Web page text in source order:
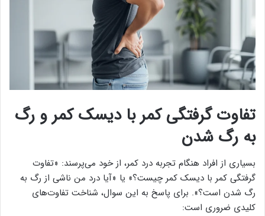
تفاوت گرفتگی کمر با دیسک کمر و رگ
به رگ شدن
بسیاری از افراد هنگام تجربه درد کمر، از خود می‌پرسند: «تفاوت
گرفتگی کمر با دیسک کمر چیست؟» یا «آیا درد من ناشی از رگ به
رگ شدن است؟». برای پاسخ به این سوال، شناخت تفاوت‌های
کلیدی ضروری است: